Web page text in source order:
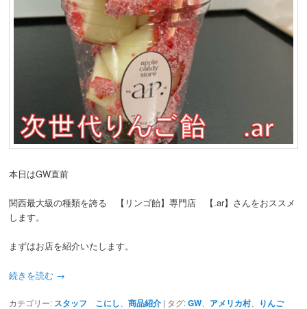
本日はGW直前
関西最大級の種類を誇る 【リンゴ飴】専門店 【.ar】さんをおススメ
します。
まずはお店を紹介いたします。
続きを読む →
カテゴリー: スタッフ こにし 、商品紹介 | タグ: GW アメリカ村、 りんご